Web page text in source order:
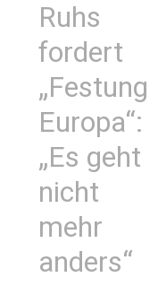
Ruhs
fordert
„Festung
Europa“:
„Es geht
nicht
mehr
anders“